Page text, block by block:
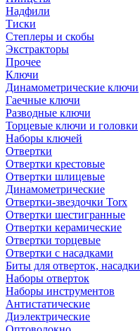
Надфили
Тиски
Степлеры и скобы
Экстракторы
Прочее
Ключи
Динамометрические ключи
Гаечные ключи
Разводные ключи
Торцевые ключи и головки
Наборы ключей
Отвертки
Отвертки крестовые
Отвертки шлицевые
Динамометрические
Отвертки-звездочки Torx
Отвертки шестигранные
Отвертки керамические
Отвертки торцевые
Отвертки с насадками
Биты для отверток, насадки
Наборы отверток
Наборы инструментов
Антистатические
Диэлектрические